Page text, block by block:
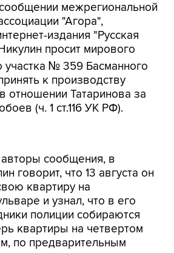
межрегиональной
"Агора",
издания "Русская
просит мирового
участка № 359 Басманного
к производству
отношении Татаринова за
(ч. 1 ст.116 УК РФ).
квартиру на
и узнал, что в его
полиции собираются
квартиры на четвертом
по предварительным
сторонники кандидата в